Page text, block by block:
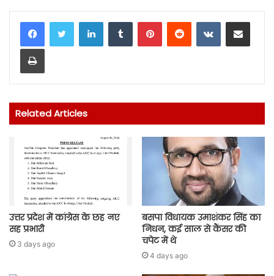
LinkedInTumblr PinterestReddit VKontakteShare via Email
Print
Related Articles
उत्तर प्रदेश में कांग्रेस के छह नए
सह प्रभारी
3 days ago
बसपा विधायक उमाशंकर सिंह का
निधन, कई साल से कैंसर की
चपेट में थे
4 days ago